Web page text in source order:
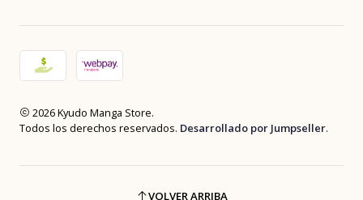
2026 Kyudo Manga Store.
Todos los derechos reservados. Desarrollado por Jumpseller.
VOLVER ARRIBA